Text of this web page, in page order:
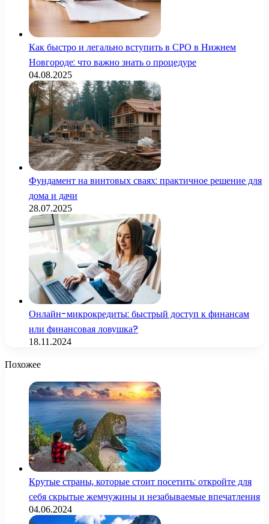
Как быстро и легально вступить в СРО в Нижнем
Новгороде: что важно знать о процедуре
04.08.2025
Фундамент на винтовых сваях: практичное решение для
дома и дачи
28.07.2025
Онлайн-микрокредиты: быстрый доступ к финансам
или финансовая ловушка?
18.11.2024
Похожее
Крутые страны, которые стоит посетить: откройте для
себя скрытые жемчужины и незабываемые впечатления
04.06.2024